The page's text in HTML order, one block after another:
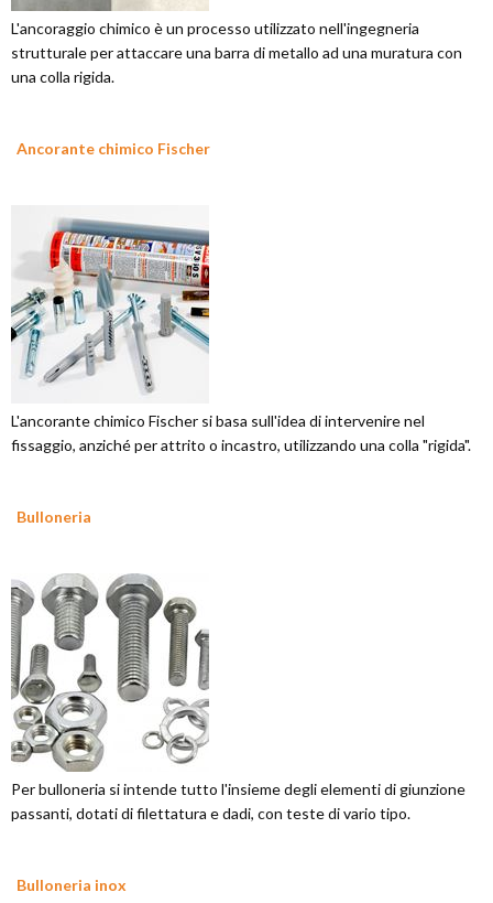
L'ancoraggio chimico è un processo utilizzato nell'ingegneria
strutturale per attaccare una barra di metallo ad una muratura con
una colla rigida.
Ancorante chimico Fischer
L'ancorante chimico Fischer si basa sull'idea di intervenire nel
fissaggio, anziché per attrito o incastro, utilizzando una colla "rigida".
Bulloneria
Per bulloneria si intende tutto l'insieme degli elementi di giunzione
passanti, dotati di filettatura e dadi, con teste di vario tipo.
Bulloneria inox